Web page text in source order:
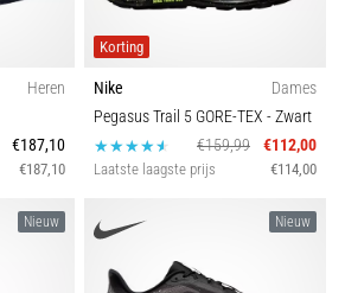
Heren
€187,10
€187,10
Korting
Nike
Dames
Pegasus Trail 5 GORE-TEX - Zwart
€159,99
€112,00
Laatste laagste prijs €114,00
Nieuw Nieuw